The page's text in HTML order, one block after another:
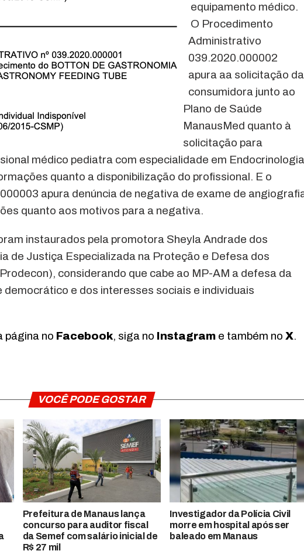
equipamento médico.
O Procedimento
Administrativo
039.2020.000002
apura aa solicitação da
consumidora junto ao
Plano de Saúde
ManausMed quanto à
solicitação para
médico pediatra com especialidade em Endocrinologia
quanto a disponibilização do profissional. E o
apura denúncia de negativa de exame de
quanto aos motivos para a negativa.
instaurados pela promotora Sheyla Andrade dos
de Justiça Especializada na Proteção e Defesa dos
considerando que cabe ao MP-AM a defesa da
democrático e dos interesses sociais e individuais
página no Facebook, siga no Instagram e também no X.
VOCÊ PODE GOSTAR
Prefeitura de Manaus lança
concurso para auditor fiscal
da Semef com salário inicial de
R$ 27 mil
Investigador da Polícia Civil
morre em hospital após ser
baleado em Manaus